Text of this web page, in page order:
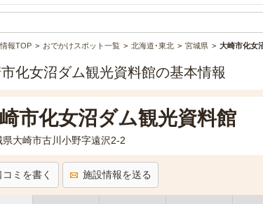
報TOP おでかけスポット一覧 北海道･東北 宮城県 大崎市化女
化女沼ダム観光資料館の基本情報
市化女沼ダム観光資料館
県大崎市古川小野字遠沢2-2
コミを書く 施設情報を送る